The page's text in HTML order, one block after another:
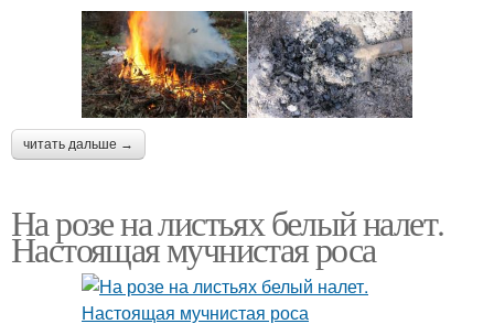
читать дальше →
На розе на листьях белый налет.
Настоящая мучнистая роса